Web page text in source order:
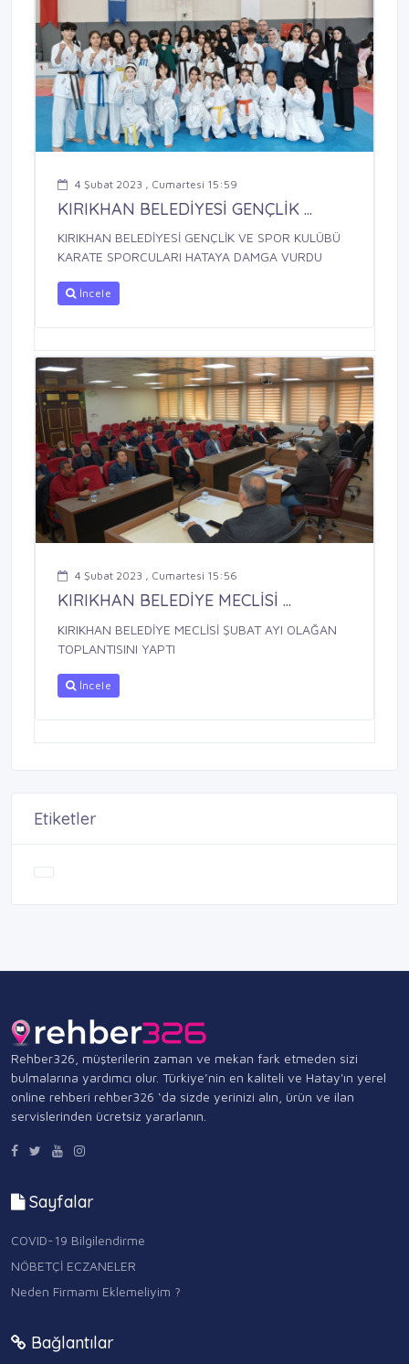
4 Şubat 2023 , Cumartesi 15:59
KIRIKHAN BELEDİYESİ GENÇLİK ...
KIRIKHAN BELEDİYESİ GENÇLİK VE SPOR KULÜBÜ
KARATE SPORCULARI HATAYA DAMGA VURDU
İncele
4 Şubat 2023 , Cumartesi 15:56
KIRIKHAN BELEDİYE MECLİSİ ...
KIRIKHAN BELEDİYE MECLİSİ ŞUBAT AYI OLAĞAN
TOPLANTISINI YAPTI
İncele
Etiketler
Rehber326, müşterilerin zaman ve mekan fark etmeden sizi
bulmalarına yardımcı olur. Türkiye’nin en kaliteli ve Hatay'ın yerel
online rehberi rehber326 ‘da sizde yerinizi alın, ürün ve ilan
servislerinden ücretsiz yararlanın.
Sayfalar
COVID-19 Bilgilendirme
NÖBETÇİ ECZANELER
Neden Firmamı Eklemeliyim ?
Bağlantılar